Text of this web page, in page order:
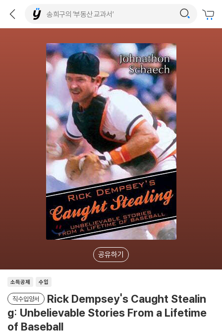
공유하기
소득공제 수입
직수입양서
Rick Dempsey's Caught Stealin
g: Unbelievable Stories From a Lifetime
of Baseball